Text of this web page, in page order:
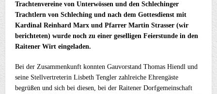
Trachtenvereine von Unterwössen und den Schlechinger
Trachtlern von Schleching und nach dem Gottesdienst mit
Kardinal Reinhard Marx und Pfarrer Martin Strasser (wir
berichteten) wurde noch zu einer geselligen Feierstunde in den
Raitener Wirt eingeladen.
Bei der Zusammenkunft konnten Gauvorstand Thomas Hiendl und
seine Stellvertreterin Lisbeth Tengler zahlreiche Ehrengäste
begrüßen und sich bei diesen, bei der Raitener Dorfgemeinschaft